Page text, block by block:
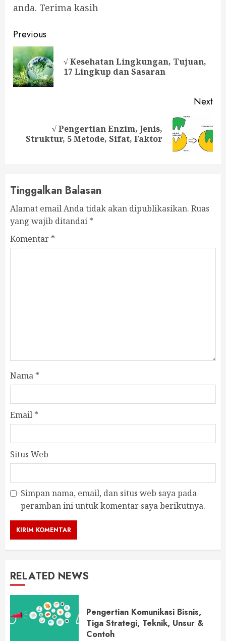
anda. Terima kasih
Continue
Reading
Previous
√ Kesehatan Lingkungan, Tujuan,
17 Lingkup dan Sasaran
Next
post:
√ Pengertian Enzim, Jenis,
Struktur, 5 Metode, Sifat, Faktor
Tinggalkan Balasan
Alamat email Anda tidak akan dipublikasikan. Ruas
yang wajib ditandai *
Komentar *
Nama *
Email *
Situs Web
Simpan nama, email, dan situs web saya pada
peramban ini untuk komentar saya berikutnya.
RELATED NEWS
Pengertian Komunikasi Bisnis,
Tiga Strategi, Teknik, Unsur &
Contoh